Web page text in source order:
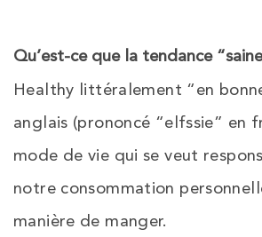
Qu’est-ce que la tendance
Healthy littéralement “en
anglais (prononcé “elfssie” en
mode de vie qui se veut
notre consommation
manière de manger.